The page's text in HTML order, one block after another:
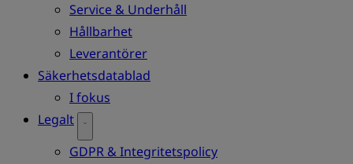
Service & Underhåll
Hållbarhet
Leverantörer
Säkerhetsdatablad
I fokus
Legalt
GDPR & Integritetspolicy